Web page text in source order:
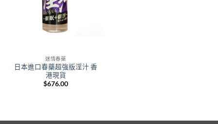
迷情春藥
日本進口春藥超強版淫汁 香
港現貨
$676.00